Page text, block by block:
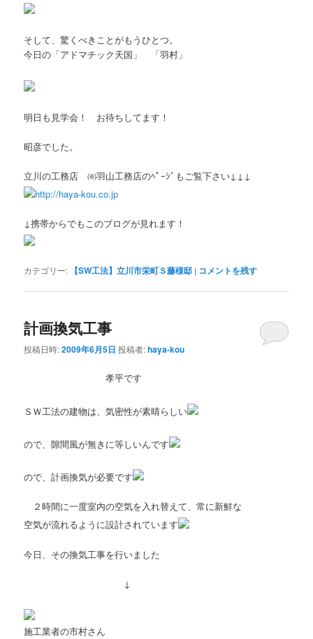
そして、驚くべきことがもうひとつ。
今日の「アドマチック天国」 「羽村」
明日も見学会！ お待ちしてます！
昭彦でした。
立川の工務店 ㈲羽山工務店のﾍﾟｰｼﾞもご覧下さい↓↓↓
http://haya-kou.co.jp
↓携帯からでもこのブログが見れます！
カテゴリー: 【SW工法】立川市栄町Ｓ藤様邸 | コメントを残す
計画換気工事
投稿日時:2009年6月5日 投稿者:haya-kou
孝平です
ＳＷ工法の建物は、気密性が素晴らしい
ので、隙間風が無きに等しいんです
ので、計画換気が必要です
２時間に一度室内の空気を入れ替えて、常に新鮮な
空気が流れるように設計されています
今日、その換気工事を行いました
↓
施工業者の市村さん